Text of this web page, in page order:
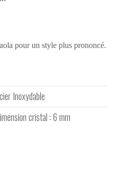
pour un style plus prononcé.
Inoxydable
cristal : 6 mm